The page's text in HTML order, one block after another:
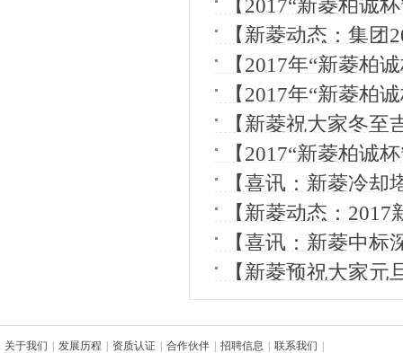
【2017“新菱柏诚
锣！】
【新菱动态：集团
【2017年“新菱柏
幕！】
【2017年“新菱柏
幕！】
【新菱祝大家冬
【2017“新菱柏诚
锣！】
【喜讯：新菱冷却
【新菱动态：
【喜讯：新菱中
【新菱预祝大家元
关于我们 | 发展历程 | 资质认证 | 合作伙伴 | 招聘信息 | 联系我们 |